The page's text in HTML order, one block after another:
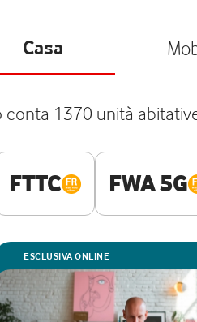
Casa
1370 unità
FTTC FWA 5G
ESCLUSIVA ONLINE